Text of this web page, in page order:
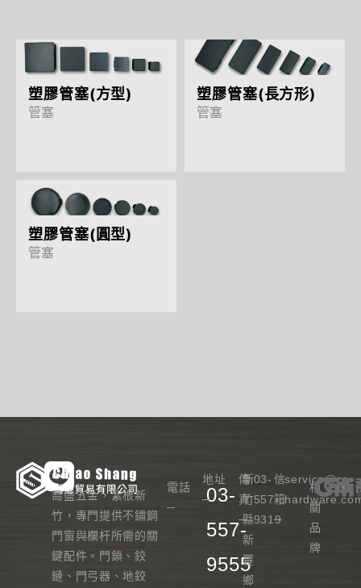
More
塑膠管塞(方型)
管塞
More
塑膠管塞(長方形)
管塞
More
塑膠管塞(圓型)
管塞
喬盛五金，紮根新
竹，專門提供不鏽鋼
門窗與欄杆所需的關
鍵配件。門鎖、鉸
鏈、門弓器、地鉸
電話
─
03-
557-
9555
地址
─
新
竹
縣
新
豐
鄉
傳
真
─
03-
557-
9319
信
箱
─
service@cs-
相
關
品
牌